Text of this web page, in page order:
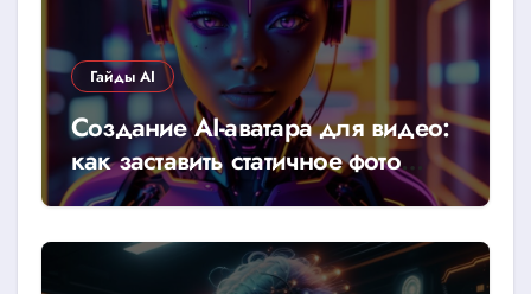
Гайды AI
Создание AI-аватара для видео:
как заставить статичное фото
говорить